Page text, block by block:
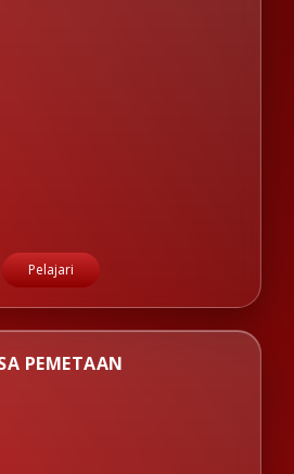
Pelajari
PEMETAAN